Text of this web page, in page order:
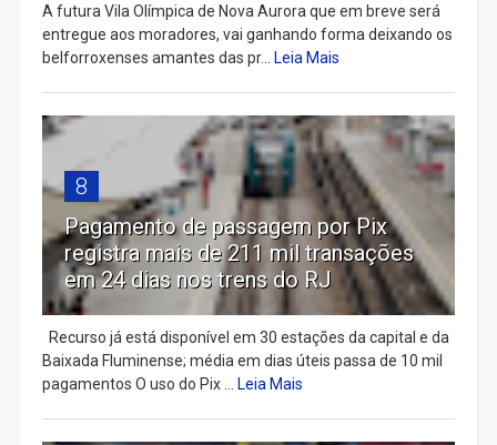
A futura Vila Olímpica de Nova Aurora que em breve será
entregue aos moradores, vai ganhando forma deixando os
belforroxenses amantes das pr...
Leia Mais
8
Pagamento de passagem por Pix
registra mais de 211 mil transações
em 24 dias nos trens do RJ
Recurso já está disponível em 30 estações da capital e da
Baixada Fluminense; média em dias úteis passa de 10 mil
pagamentos O uso do Pix ...
Leia Mais